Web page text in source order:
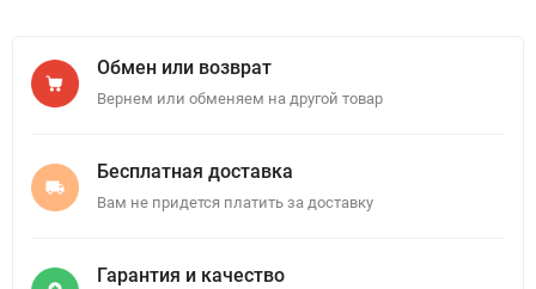
Обмен или возврат
Вернем или обменяем на другой товар
Бесплатная доставка
Вам не придется платить за доставку
Гарантия и качество